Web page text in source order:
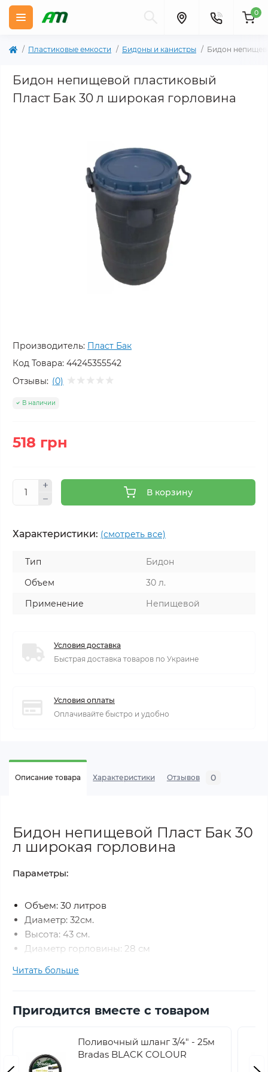
0
Пластиковые емкости Бидоны и канистры Бидон
Бидон непищевой пластиковый
Пласт Бак 30 л широкая горловина
Производитель: Пласт Бак
Код Товара: 44245355542
Отзывы: (0)
В наличии
518 грн
В корзину
Характеристики: (смотреть все)
Тип
Бидон
Объем
30 л.
Применение
Непищевой
Условия доставка
Быстрая доставка товаров по Украине
Условия оплаты
Оплачивайте быстро и удобно
Описание товара Характеристики Отзывов 0
Бидон непищевой Пласт Бак 30
л широкая горловина
Параметры:
Объем: 30 литров
Диаметр: 32см.
Высота: 43 см.
Диаметр горловины: 28 см
Тип: круглый
Описание и применение
Бидон предназначен для хранения непищевых
веществ: воды, химических веществ и других
Читать больше
Пригодится вместе с товаром
Поливочный шланг 3/4" - 25м
Bradas BLACK COLOUR